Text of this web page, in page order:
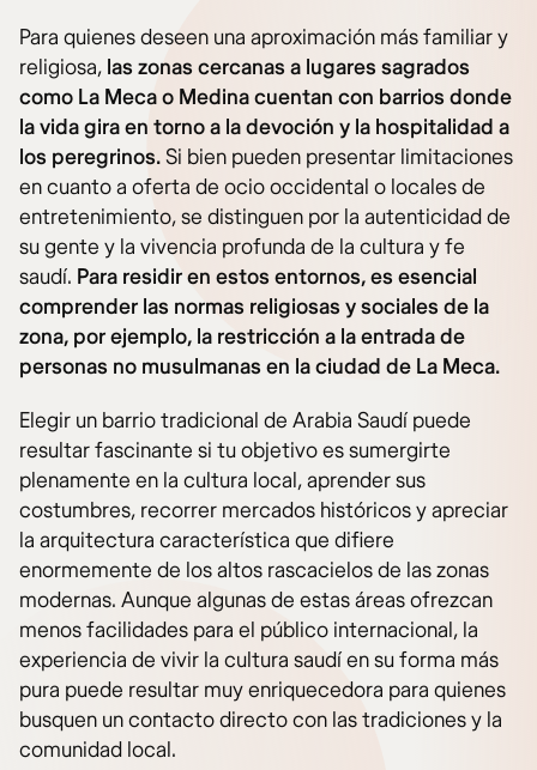
Para quienes deseen una aproximación más familiar y
religiosa, las zonas cercanas a lugares sagrados
como La Meca o Medina cuentan con barrios donde
la vida gira en torno a la devoción y la hospitalidad a
los peregrinos.Si bien pueden presentar limitaciones
en cuanto a oferta de ocio occidental o locales de
entretenimiento, se distinguen por la autenticidad de
su gente y la vivencia profunda de la cultura y fe
saudí. Para residir en estos entornos, es esencial
comprender las normas religiosas y sociales de la
zona, por ejemplo, la restricción a la entrada de
personas no musulmanas en la ciudad de La Meca.
Elegir un barrio tradicional de Arabia Saudí puede
resultar fascinante si tu objetivo es sumergirte
plenamente en la cultura local, aprender sus
costumbres, recorrer mercados históricos y apreciar
la arquitectura característica que difiere
enormemente de los altos rascacielos de las zonas
modernas. Aunque algunas de estas áreas ofrezcan
menos facilidades para el público internacional, la
experiencia de vivir la cultura saudí en su forma más
pura puede resultar muy enriquecedora para quienes
busquen un contacto directo con las tradiciones y la
comunidad local.